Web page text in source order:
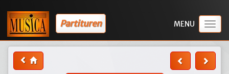
Partituren